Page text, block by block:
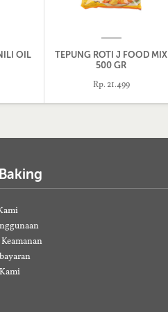
OIL
TEPUNG ROTI J FOOD MIX
500 GR
Rp. 21.499